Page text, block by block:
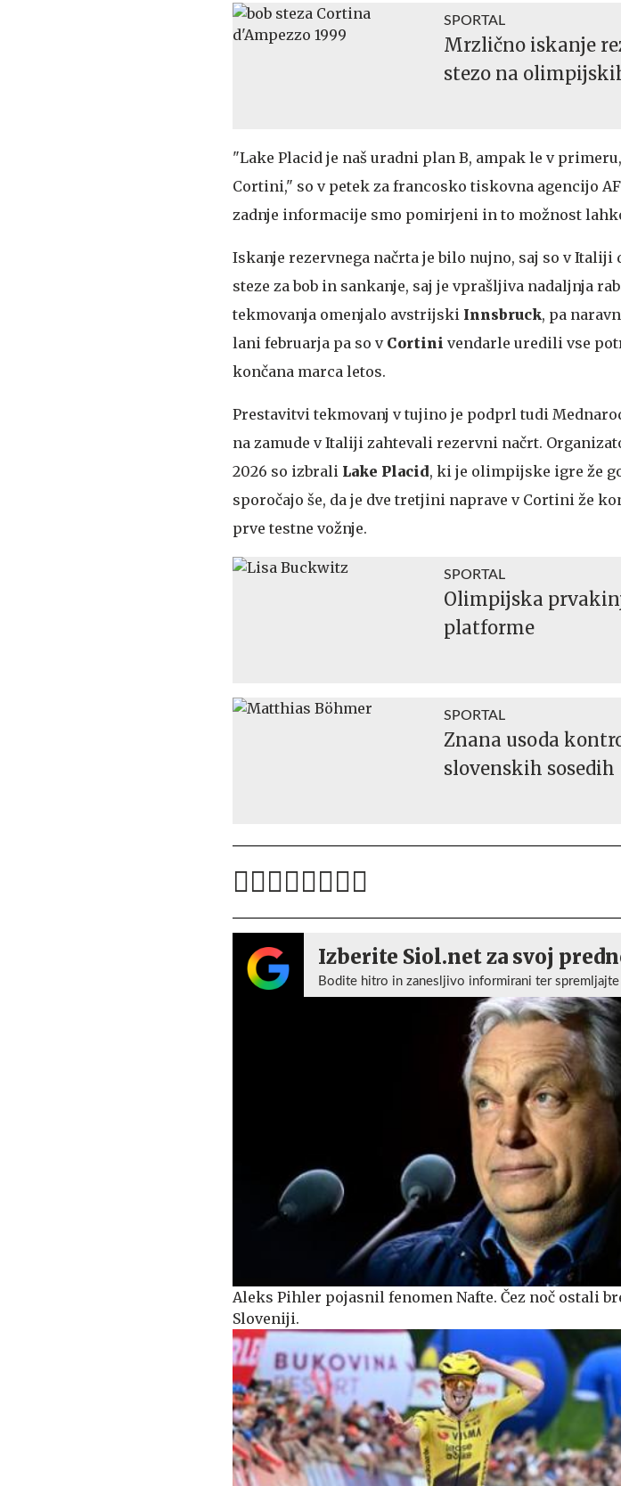
SPORTAL
Mrzlično iskanje
stezo na
"Lake Placid je naš uradni plan B, ampak le v
Cortini," so v petek za francosko tiskovna agencijo
zadnje informacije smo pomirjeni in to možnost
Iskanje rezervnega načrta je bilo nujno, saj so v Italiji
steze za bob in sankanje, saj je vprašljiva nadaljnja
tekmovanja omenjalo avstrijski Innsbruck, pa
lani februarja pa so v Cortini vendarle uredili vse
končana marca letos.
Prestavitvi tekmovanj v tujino je podprl tudi
na zamude v Italiji zahtevali rezervni načrt.
2026 so izbrali Lake Placid, ki je olimpijske igre že
sporočajo še, da je dve tretjini naprave v Cortini že
prve testne vožnje.
SPORTAL
Olimpijska
platforme
SPORTAL
Znana usoda
slovenskih sosedih
Izberite Siol.net za svoj
Bodite hitro in zanesljivo informirani ter
Aleks Pihler pojasnil fenomen Nafte. Čez noč ostali
Sloveniji.